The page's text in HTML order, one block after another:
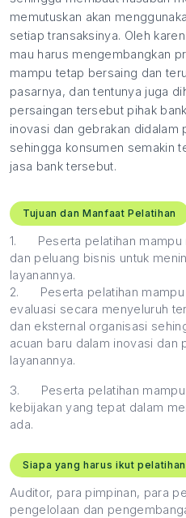
memutuskan akan
setiap transaksinya. Oleh
mau harus mengembangkan
mampu tetap bersaing dan
pasarnya, dan tentunya juga
persaingan tersebut pihak
inovasi dan gebrakan didalam
sehingga konsumen semakin
jasa bank tersebut.
Tujuan dan Manfaat Pelatihan
1.
Peserta pelatihan
dan peluang bisnis untuk
layanannya.
2.
Peserta pelatihan
evaluasi secara menyeluruh
dan eksternal organisasi
acuan baru dalam inovasi dan
layanannya.
3.
Peserta pelatihan
kebijakan yang tepat dalam
ada.
Siapa yang harus ikut
Auditor, para pimpinan, para
pengelolaan dan